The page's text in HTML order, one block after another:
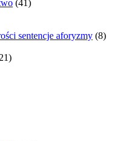
(41)
sentencje aforyzmy (8)